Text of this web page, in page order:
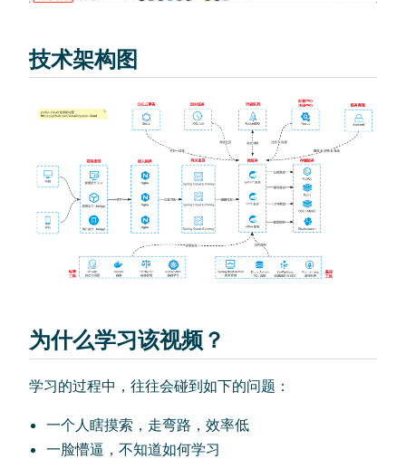
技术架构图
为什么学习该视频？
学习的过程中，往往会碰到如下的问题：
一个人瞎摸索，走弯路，效率低
一脸懵逼，不知道如何学习